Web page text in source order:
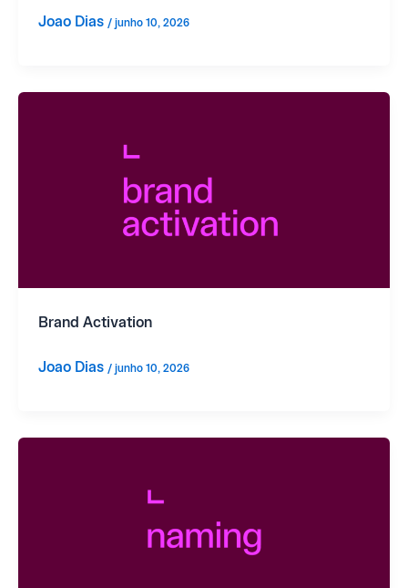
Joao Dias / junho 10, 2026
Brand Activation
Joao Dias / junho 10, 2026